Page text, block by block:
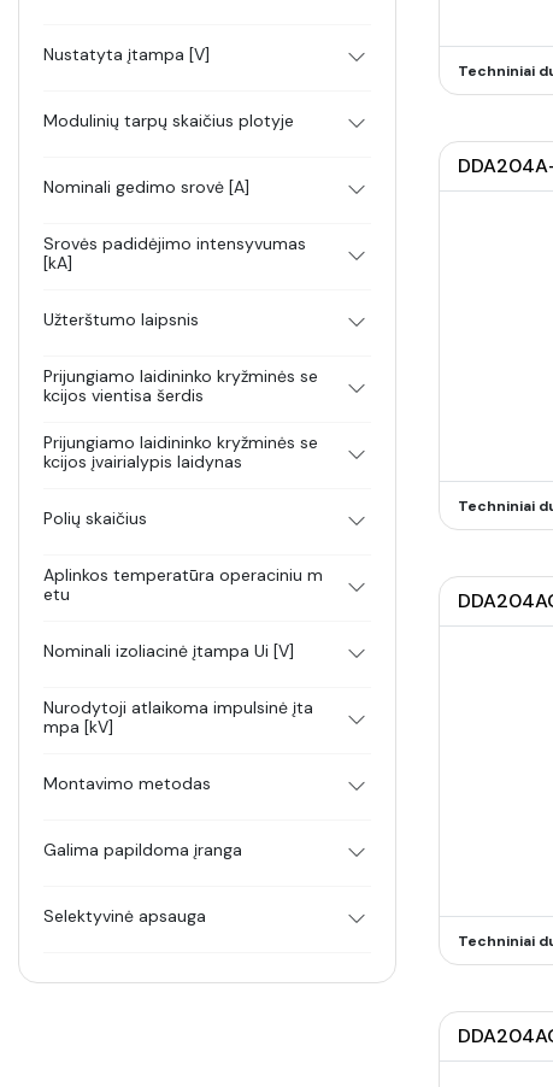
Nustatyta įtampa [V]
Modulinių tarpų skaičius plotyje
Nominali gedimo srovė [A]
Srovės padidėjimo intensyvumas
[kA]
Užterštumo laipsnis
Prijungiamo laidininko kryžminės se
kcijos vientisa šerdis
Prijungiamo laidininko kryžminės se
kcijos įvairialypis laidynas
Polių skaičius
Aplinkos temperatūra operaciniu m
etu
Nominali izoliacinė įtampa Ui [V]
Nurodytoji atlaikoma impulsinė įta
mpa [kV]
Montavimo metodas
Galima papildoma įranga
Selektyvinė apsauga
Techniniai
Techniniai
Techniniai